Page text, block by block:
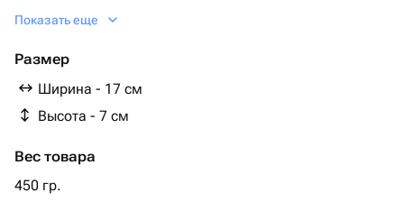
какао, сухое цельное молоко, какао тёртое, эмульгатор
Показать еще
Размер
Ширина - 17 см
Высота - 7 см
Вес товара
450 гр.